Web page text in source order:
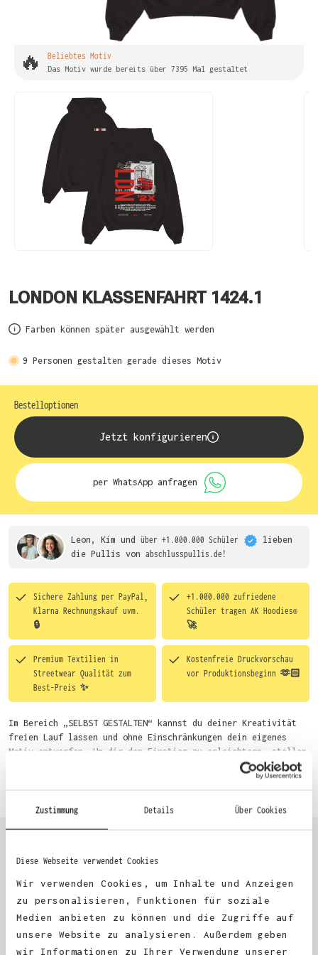
Zustimmung Details Über Cookies
Diese Webseite verwendet Cookies
Wir verwenden Cookies, um Inhalte und Anzeigen
zu personalisieren, Funktionen für soziale
Medien anbieten zu können und die Zugriffe auf
unsere Website zu analysieren. Außerdem geben
wir Informationen zu Ihrer Verwendung unserer
🔥 Beliebtes Motiv
Das Motiv wurde bereits über 7395 Mal gestaltet
LONDON KLASSENFAHRT 1424.1
Farben können später ausgewählt werden
9 Personen gestalten gerade dieses Motiv
Bestelloptionen
Jetzt konfigurieren
per WhatsApp anfragen
Leon, Kim und über +1.000.000 Schüler
lieben
die Pullis von abschlusspullis.de!
Sichere Zahlung per PayPal,
Klarna Rechnungskauf uvm.
🔒
+1.000.000 zufriedene
Schüler tragen AK Hoodies®
🚀
Premium Textilien in
Streetwear Qualität zum
Best-Preis ✨
Kostenfreie Druckvorschau
vor Produktionsbeginn 🫶🏻
Im Bereich „SELBST GESTALTEN“ kannst du deiner Kreativität
freien Lauf lassen und ohne Einschränkungen dein eigenes
Motiv entwerfen. Um dir den Einstieg zu erleichtern, stellen
wir eine von unseren Designern vorgefertigte Vorlage bereit.
Wähle einfach deine Wunsch-Produkte auf dieser Seite aus und
du auch bequem über das Bestellformular, per E-Mail oder
KUNDEN FEEDBACK 🫶
Excellent